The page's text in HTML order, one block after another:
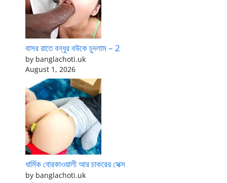
বাসর রাতে বন্ধুর বউকে চুদলাম – 2
by banglachoti.uk
August 1, 2026
ধার্মিক বোরকাওয়ালী আর চাকরের সেক্স
by banglachoti.uk